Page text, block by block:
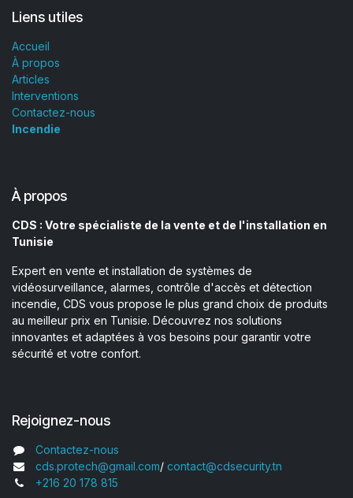
Liens utiles
Accueil
À propos
Articles
Interventions
Contactez-nous
Incendie
À propos
CDS : Votre spécialiste de la vente et de l'installation en
Tunisie
Expert en vente et installation de systèmes de
vidéosurveillance, alarmes, contrôle d'accès et détection
incendie, CDS vous propose le plus grand choix de produits
au meilleur prix en Tunisie. Découvrez nos solutions
innovantes et adaptées à vos besoins pour garantir votre
sécurité et votre confort.
Rejoignez-nous
Contactez-nous
cds.protech@gmail.com/ contact@cdsecurity.tn
+216 20 178 815